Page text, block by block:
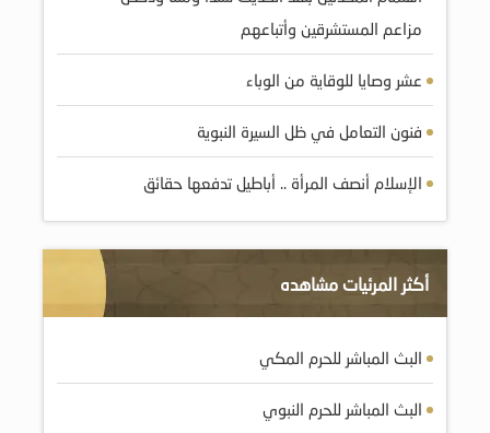
مزاعم المستشرقين وأتباعهم
عشر وصايا للوقاية من الوباء
فنون التعامل في ظل السيرة النبوية
الإسلام أنصف المرأة .. أباطيل تدفعها حقائق
أكثر المرئيات مشاهده
البث المباشر للحرم المكي
البث المباشر للحرم النبوي